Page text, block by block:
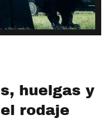
huelgas y
rodaje